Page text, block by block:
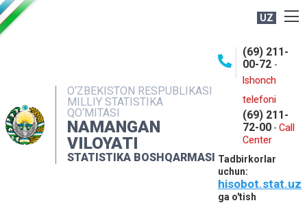
UZ
O‘ZBEKISTON RESPUBLIKASI
MILLIY STATISTIKA
QO‘MITASI
NAMANGAN
VILOYATI
STATISTIKA BOSHQARMASI
(69) 211-
00-72 -
Ishonch
telefoni
(69) 211-
72-00 - Call
Center
Tadbirkorlar
uchun:
hisobot.stat.uz
ga o'tish
NASHRLAR
INTERAKTIV XIZMATLAR
MATBUOT XIZMATI
MUROJAATLAR